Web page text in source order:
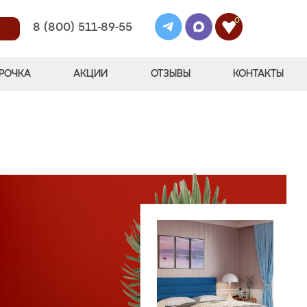
8 (800) 511-89-55
0
АКЦИИ ОТЗЫВЫ КОНТАКТЫ